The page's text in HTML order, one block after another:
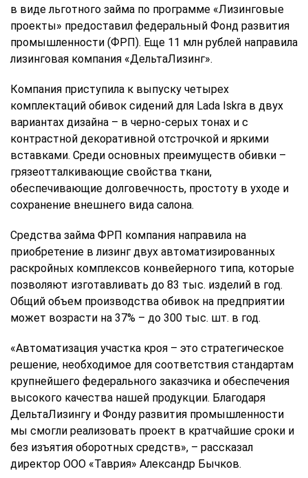
в виде льготного займа по программе «Лизинговые
проекты» предоставил федеральный Фонд развития
промышленности (ФРП). Еще 11 млн рублей направила
лизинговая компания «ДельтаЛизинг».
Компания приступила к выпуску четырех
комплектаций обивок сидений для Lada Iskra в двух
вариантах дизайна – в черно-серых тонах и с
контрастной декоративной отстрочкой и яркими
вставками. Среди основных преимуществ обивки –
грязеотталкивающие свойства ткани,
обеспечивающие долговечность, простоту в уходе и
сохранение внешнего вида салона.
Средства займа ФРП компания направила на
приобретение в лизинг двух автоматизированных
раскройных комплексов конвейерного типа, которые
позволяют изготавливать до 83 тыс. изделий в год.
Общий объем производства обивок на предприятии
может возрасти на 37% – до 300 тыс. шт. в год.
«Автоматизация участка кроя – это стратегическое
решение, необходимое для соответствия стандартам
крупнейшего федерального заказчика и обеспечения
высокого качества нашей продукции. Благодаря
ДельтаЛизингу и Фонду развития промышленности
мы смогли реализовать проект в кратчайшие сроки и
без изъятия оборотных средств», – рассказал
директор ООО «Таврия» Александр Бычков.